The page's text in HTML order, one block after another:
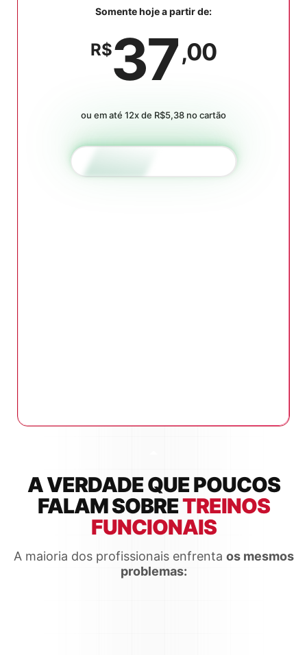
Somente hoje a partir de:
R$37,00
ou em até 12x de R$5,38 no cartão
A VERDADE QUE POUCOS
FALAM SOBRETREINOS
FUNCIONAIS
A maioria dos profissionais enfrenta os mesmos
problemas: